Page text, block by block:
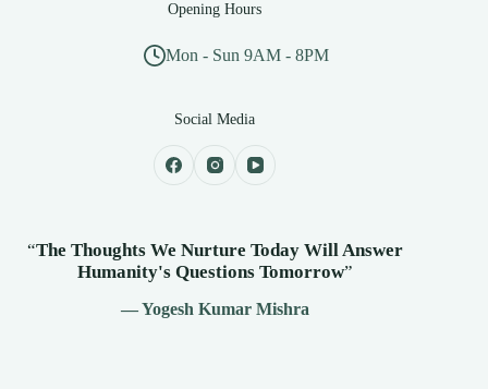
Opening Hours
Mon - Sun 9AM - 8PM
Social Media
“The Thoughts We Nurture Today Will Answer
Humanity's Questions Tomorrow”
— Yogesh Kumar Mishra